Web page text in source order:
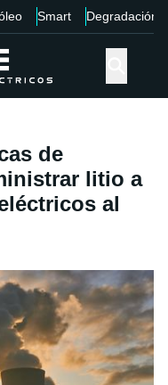
Smart Degradación
de
litio a
al